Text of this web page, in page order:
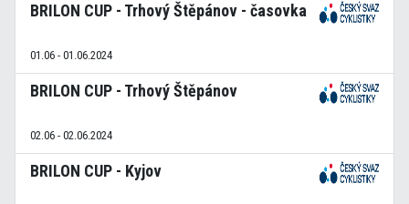
BRILON CUP - Trhový Štěpánov - časovka
01.06 - 01.06.2024
BRILON CUP - Trhový Štěpánov
02.06 - 02.06.2024
BRILON CUP - Kyjov